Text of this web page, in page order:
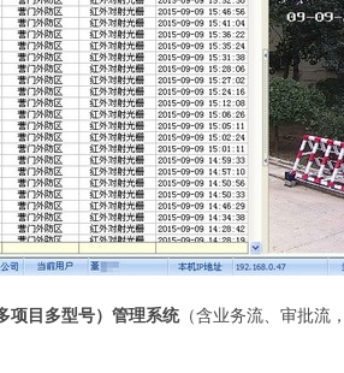
项目多型号）管理系统（含业务流、审批流